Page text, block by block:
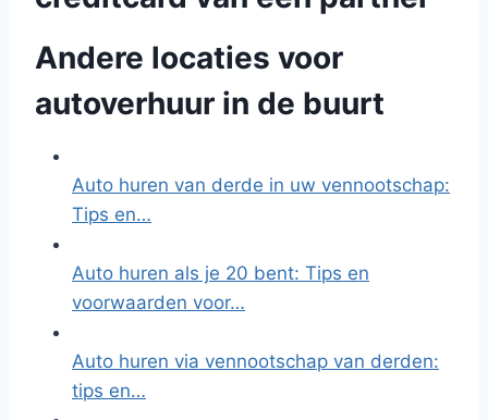
Andere locaties voor
autoverhuur in de buurt
Auto huren van derde in uw vennootschap:
Tips en…
Auto huren als je 20 bent: Tips en
voorwaarden voor…
Auto huren via vennootschap van derden:
tips en…